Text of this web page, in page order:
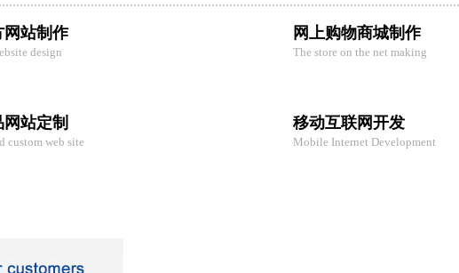
网站制作
design
网上购物商城制作
The store on the net making
站定制
custom web site
移动互联网开发
Mobile Internet Development